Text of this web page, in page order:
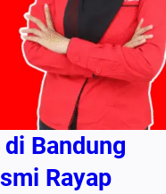
Bandung
Rayap